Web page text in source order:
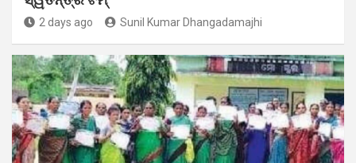
2 days ago Sunil Kumar Dhangadamajhi